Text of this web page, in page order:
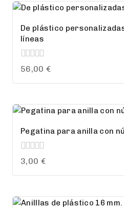
De plástico
líneas
0
of
56,00 €
Pegatina para anilla con
0
out
of
3,00 €